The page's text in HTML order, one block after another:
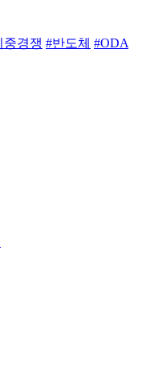
중경쟁 #반도체 #ODA